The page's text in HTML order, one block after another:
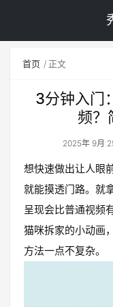
首页 正文
3分钟入门
频？
2025年 9月
想快速做出让人眼
就能摸透门路。就
呈现会比普通视频
猫咪拆家的小动画
方法一点不复杂。